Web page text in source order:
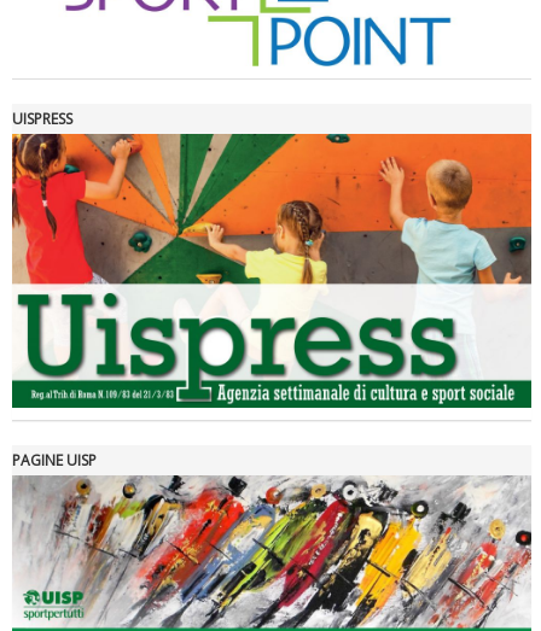
Luglio 2026: "Pensando con i piedi, si possono fare le
rivoluzioni"
Tiziano Pesce a Radio InBlu2000 traccia il bilancio della stagione
UISPRESS
PAGINE UISP